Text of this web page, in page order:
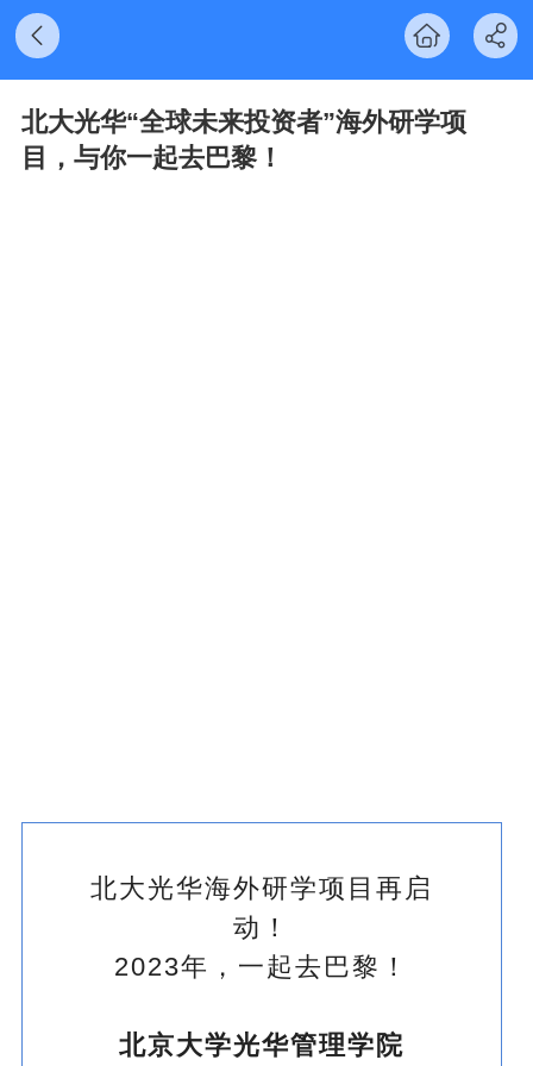
北大光华“全球未来投资者”海外研学项
目，与你一起去巴黎！
北大光华海外研学项目再启
动！
2023年，一起去巴黎！
北京大学光华管理学院